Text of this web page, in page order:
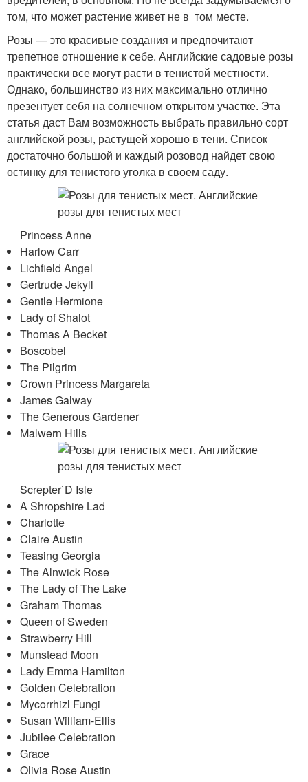
том, что может растение живет не в том месте.
Розы — это красивые создания и предпочитают
трепетное отношение к себе. Английские садовые розы
практически все могут расти в тенистой местности.
Однако, большинство из них максимально отлично
презентует себя на солнечном открытом участке. Эта
статья даст Вам возможность выбрать правильно сорт
английской розы, растущей хорошо в тени. Список
достаточно большой и каждый розовод найдет свою
остинку для тенистого уголка в своем саду.
Princess Anne
Harlow Carr
Lichfield Angel
Gertrude Jekyll
Gentle Hermione
Lady of Shalot
Thomas A Becket
Boscobel
The Pilgrim
Crown Princess Margareta
James Galway
The Generous Gardener
Malwern Hills
Screpter`D Isle
A Shropshire Lad
Charlotte
Claire Austin
Teasing Georgia
The Alnwick Rose
The Lady of The Lake
Graham Thomas
Queen of Sweden
Strawberry Hill
Munstead Moon
Lady Emma Hamilton
Golden Celebration
Mycorrhizl Fungi
Susan William-Ellis
Jubilee Celebration
Grace
Olivia Rose Austin